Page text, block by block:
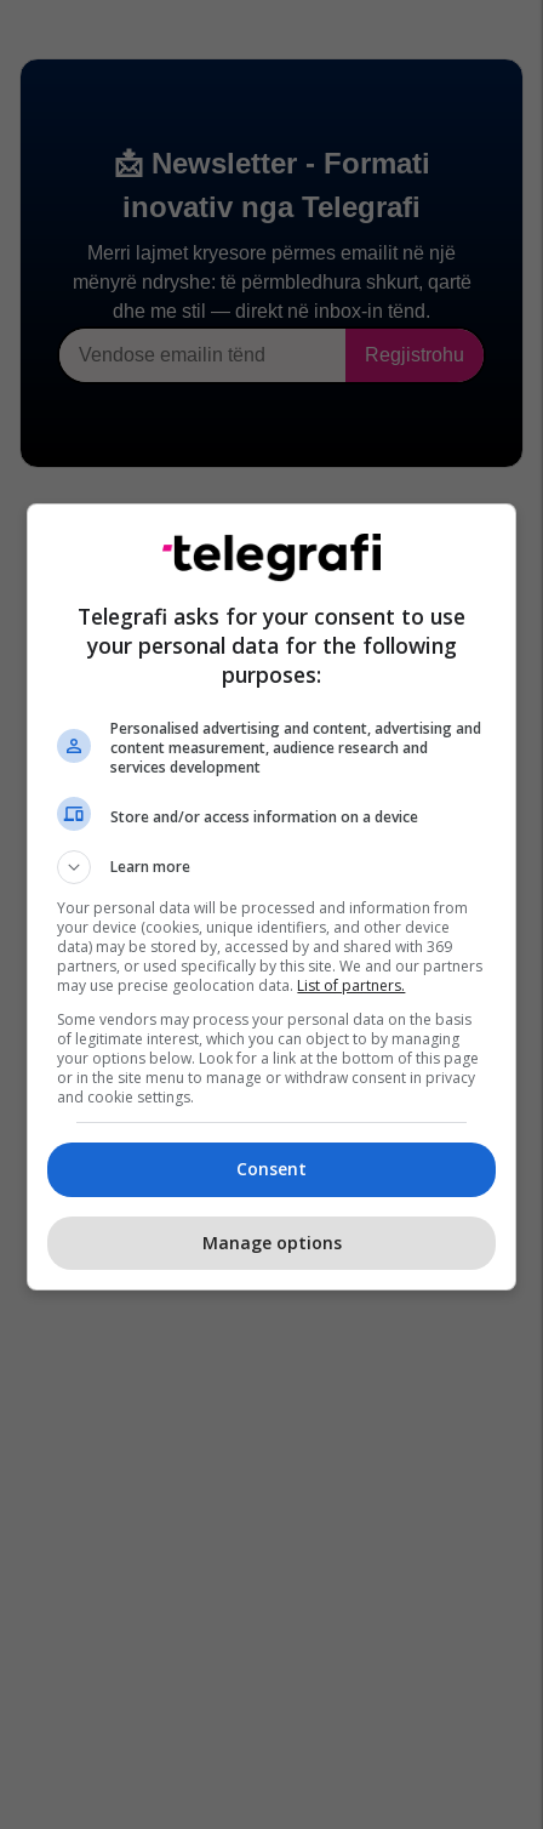
Telegrafi asks for your consent to use
your personal data for the following
purposes:
Personalised advertising and content, advertising and
content measurement, audience research and
services development
Store and/or access information on a device
Learn more
Your personal data will be processed and information from
your device (cookies, unique identifiers, and other device
data) may be stored by, accessed by and shared with 369
partners, or used specifically by this site. We and our partners
may use precise geolocation data. List of partners.
Some vendors may process your personal data on the basis
of legitimate interest, which you can object to by managing
your options below. Look for a link at the bottom of this page
or in the site menu to manage or withdraw consent in privacy
and cookie settings.
Consent
Manage options